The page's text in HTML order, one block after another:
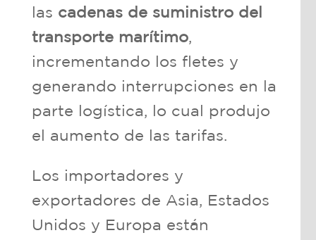
las cadenas de suministro del
transporte marítimo,
incrementando los fletes y
generando interrupciones en la
parte logística, lo cual produjo
el aumento de las tarifas.
Los importadores y
exportadores de Asia, Estados
Unidos y Europa están